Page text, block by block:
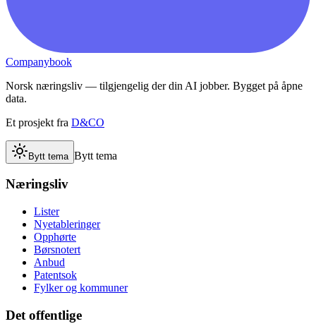
Companybook
Norsk næringsliv — tilgjengelig der din AI jobber. Bygget på åpne
data.
Et prosjekt fra D&CO
Bytt tema Bytt tema
Næringsliv
Lister
Nyetableringer
Opphørte
Børsnotert
Anbud
Patentsok
Fylker og kommuner
Det offentlige